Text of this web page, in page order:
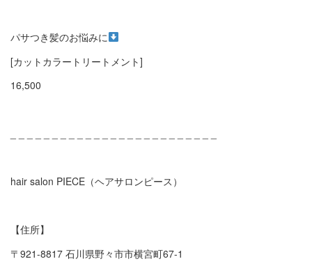
パサつき髪のお悩みに
[カットカラートリートメント]
16,500
hair salon PIECE（ヘアサロンピース）
【住所】
〒921-8817 石川県野々市市横宮町67-1